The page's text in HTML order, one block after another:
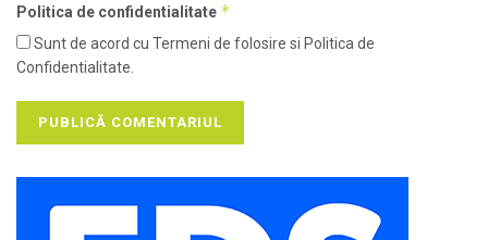
Politica de confidentialitate *
Sunt de acord cu Termeni de folosire si Politica de
Confidentialitate.